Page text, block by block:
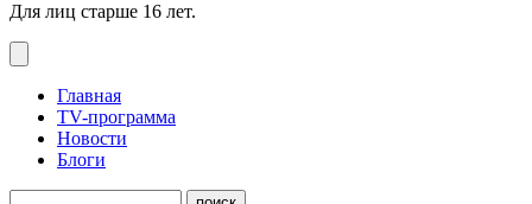
Для лиц старше 16 лет.
Главная
ТV-программа
Новости
Блоги